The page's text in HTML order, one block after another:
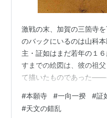
激戦の末、加賀の三箇寺
のバックにいるのは山科
主・証如はまだ若年の１
すまでの絵図は、彼の祖
て描いたものであった――
終始山科にいて加賀にお
た。この戦役は何しろ、
#本願寺 #一向一揆 #証
#天文の錯乱